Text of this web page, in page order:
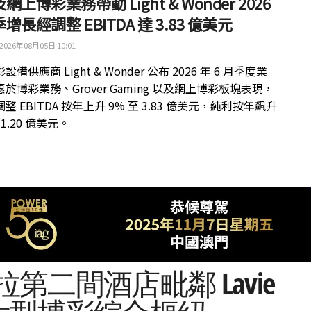
長經調整 EBITDA 達 3.83 億美元
年08月05日 10:01
設備供應商 Light & Wonder 公布 2026 年 6 月季度業
於博彩業務、Grover Gaming 以及網上博彩板塊表現，
整 EBITDA 按年上升 9% 至 3.83 億美元，純利按年飆升
億美元。
第二間酒店毗鄰 Lavie